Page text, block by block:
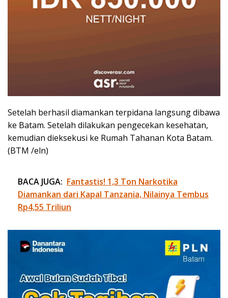
Setelah berhasil diamankan terpidana langsung dibawa
ke Batam. Setelah dilakukan pengecekan kesehatan,
kemudian dieksekusi ke Rumah Tahanan Kota Batam.
(BTM /eln)
BACA JUGA: Fantastis! 1,3 Ton Narkotika
Diamankan dari Kapal Tanzania, Nilainya Tembus
Rp4,55 Triliun